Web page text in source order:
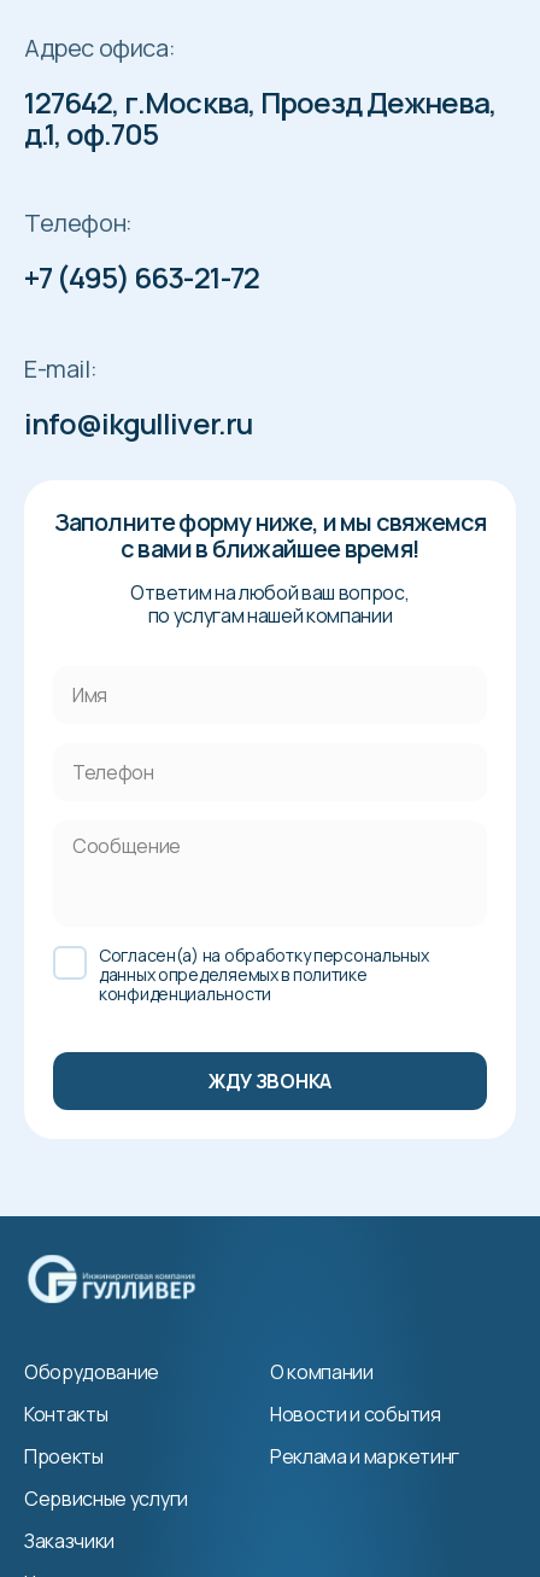
Телефон:
+7 (495) 663-21-72
E-mail:
info@ikgulliver.ru
Адрес офиса:
127642, г.Москва, Проезд Дежнева,
д.1, оф.705
Заполните форму ниже, и мы свяжемся
с вами в ближайшее время!
Ответим на любой ваш вопрос,
по услугам нашей компании
Cогласен(а) на обработку персональных
данных определяемых в политике
конфиденциальности
Оборудование
Контакты
Проекты
Сервисные услуги
Заказчики
О компании
Новости и события
Реклама и маркетинг